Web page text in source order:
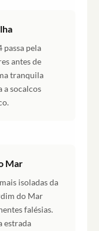
passa pela
antes de
tranquila
a socalcos
Mar
isoladas da
do Mar
falésias.
estrada